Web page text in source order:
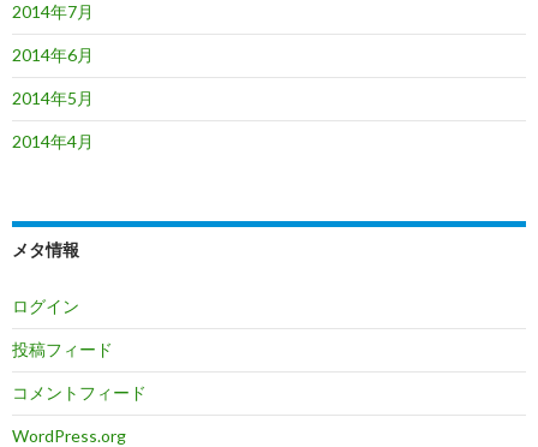
2014年7月
2014年6月
2014年5月
2014年4月
メタ情報
ログイン
投稿フィード
コメントフィード
WordPress.org